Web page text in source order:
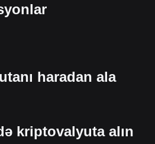
haradan ala
kriptovalyuta alın